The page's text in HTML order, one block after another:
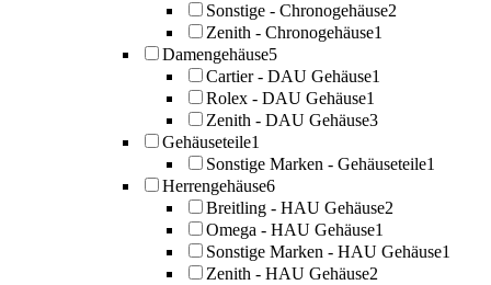
Sonstige - Chronogehäuse2
Zenith - Chronogehäuse1
Damengehäuse5
Cartier - DAU Gehäuse1
Rolex - DAU Gehäuse1
Zenith - DAU Gehäuse3
Gehäuseteile1
Sonstige Marken - Gehäuseteile1
Herrengehäuse6
Breitling - HAU Gehäuse2
Omega - HAU Gehäuse1
Sonstige Marken - HAU Gehäuse1
Zenith - HAU Gehäuse2